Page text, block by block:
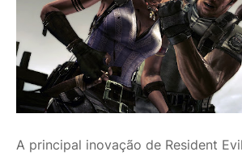
A principal inovação de Resident